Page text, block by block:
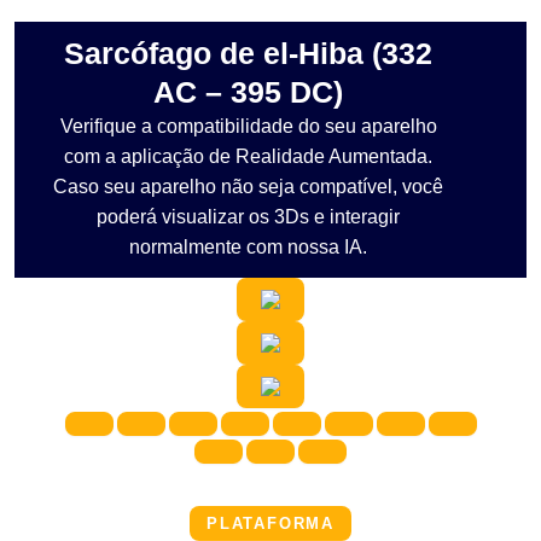
Sarcófago de el-Hiba (332
AC – 395 DC)
Verifique a compatibilidade do seu aparelho
com a aplicação de Realidade Aumentada.
Caso seu aparelho não seja compatível, você
poderá visualizar os 3Ds e interagir
normalmente com nossa IA.
PLATAFORMA